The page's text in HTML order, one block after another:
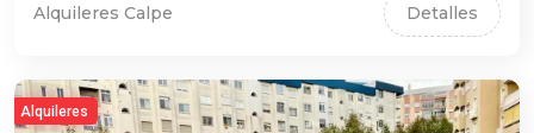
Alquileres Calpe Detalles
Alquileres